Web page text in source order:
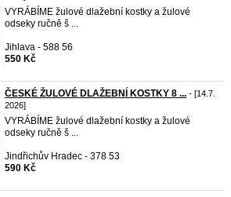
VYRÁBÍME žulové dlažební kostky a žulové
odseky ručně š ...
Jihlava - 588 56
550 Kč
ČESKÉ ŽULOVÉ DLAŽEBNÍ KOSTKY 8 ... - [14.7.
2026]
VYRÁBÍME žulové dlažební kostky a žulové
odseky ručně š ...
Jindřichův Hradec - 378 53
590 Kč